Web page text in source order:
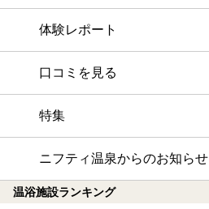
体験レポート
口コミを見る
特集
ニフティ温泉からのお知らせ
温浴施設ランキング